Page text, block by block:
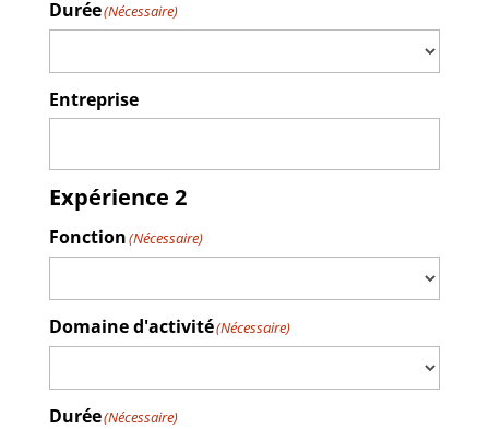
Durée(Nécessaire)
Entreprise
Expérience 2
Fonction(Nécessaire)
Domaine d'activité(Nécessaire)
Durée(Nécessaire)